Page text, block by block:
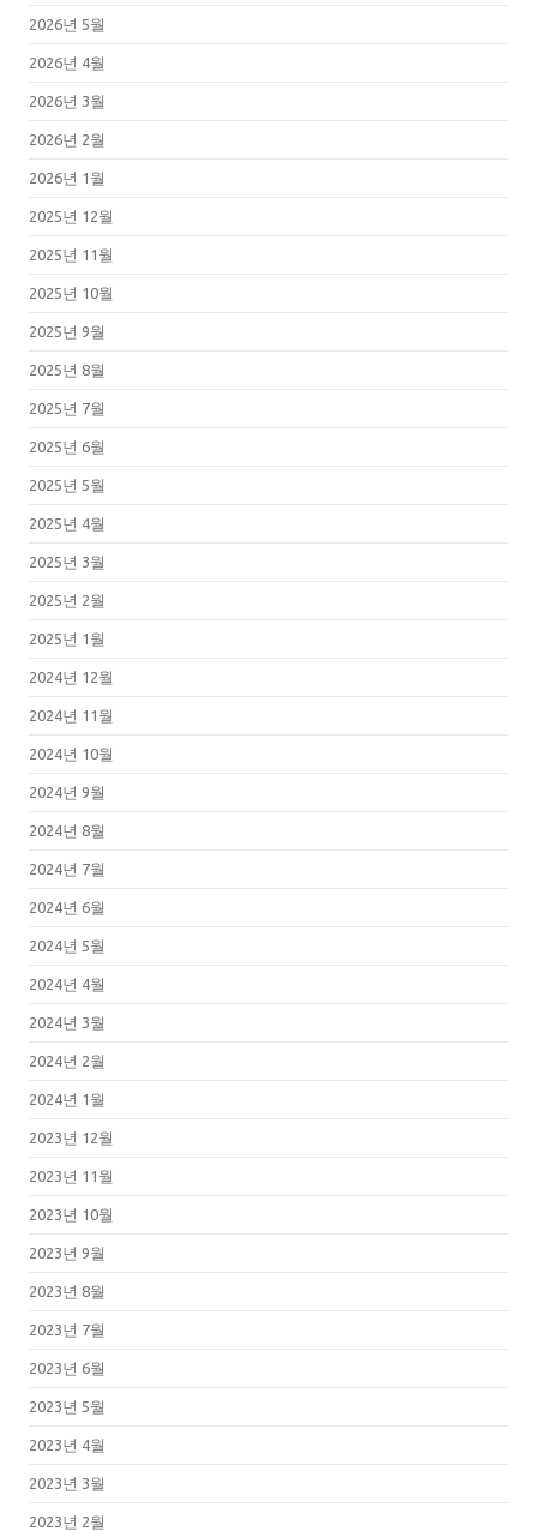
2026년 5월
2026년 4월
2026년 3월
2026년 2월
2026년 1월
2025년 12월
2025년 11월
2025년 10월
2025년 9월
2025년 8월
2025년 7월
2025년 6월
2025년 5월
2025년 4월
2025년 3월
2025년 2월
2025년 1월
2024년 12월
2024년 11월
2024년 10월
2024년 9월
2024년 8월
2024년 7월
2024년 6월
2024년 5월
2024년 4월
2024년 3월
2024년 2월
2024년 1월
2023년 12월
2023년 11월
2023년 10월
2023년 9월
2023년 8월
2023년 7월
2023년 6월
2023년 5월
2023년 4월
2023년 3월
2023년 2월